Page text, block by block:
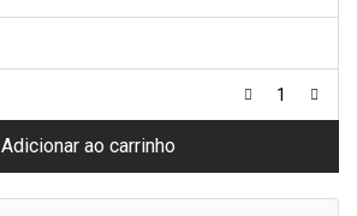
Adicionar ao carrinho